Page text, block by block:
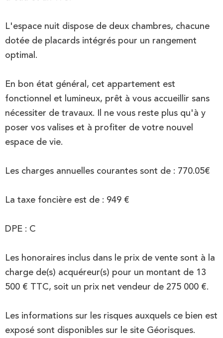
L'espace nuit dispose de deux chambres, chacune
dotée de placards intégrés pour un rangement
optimal.
En bon état général, cet appartement est
fonctionnel et lumineux, prêt à vous accueillir sans
nécessiter de travaux. Il ne vous reste plus qu'à y
poser vos valises et à profiter de votre nouvel
espace de vie.
Les charges annuelles courantes sont de : 770.05€
La taxe foncière est de : 949 €
DPE : C
Les honoraires inclus dans le prix de vente sont à la
charge de(s) acquéreur(s) pour un montant de 13
500 € TTC, soit un prix net vendeur de 275 000 €.
Les informations sur les risques auxquels ce bien est
exposé sont disponibles sur le site Géorisques.